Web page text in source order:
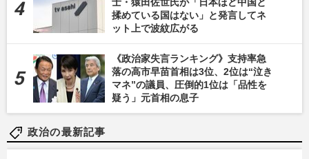
揉めている国はない」と発言してネ
ット上で波紋広がる
《政治家失言ランキング》支持率急
落の高市早苗首相は3位、2位は“泣き
マネ”の議員、圧倒的1位は「品性を
疑う」元首相の息子
政治の最新記事